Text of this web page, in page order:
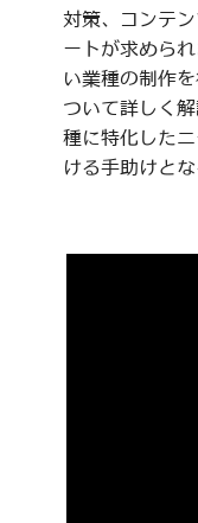
対策、コンテ
ートが求めら
い業種の制作
ついて詳しく
種に特化した
ける手助けとな